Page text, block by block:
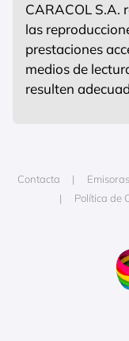
CARACOL S.A.
las
prestaciones
medios de
resulten
Contacta Emisoras
Política de